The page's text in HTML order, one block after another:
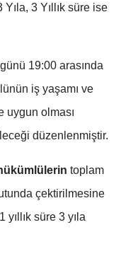
3 Yıllık süre ise
19:00 arasında
iş yaşamı ve
uygun olması
düzenlenmiştir.
toplam
çektirilmesine
süre 3 yıla